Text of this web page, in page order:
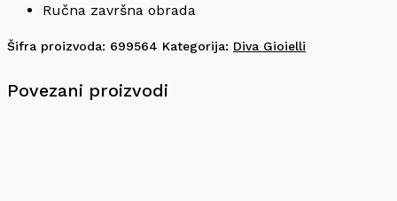
Ručna završna obrada
Šifra proizvoda: 699564 Kategorija: Diva Gioielli
Povezani proizvodi